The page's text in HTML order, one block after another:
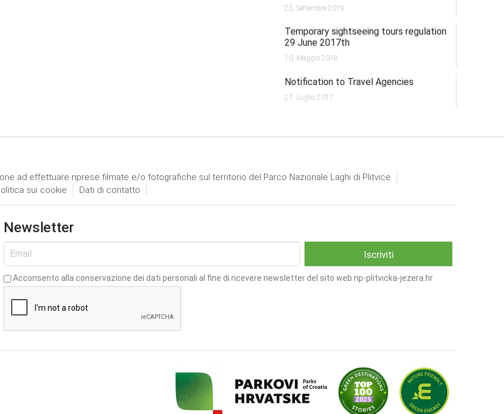
23. Settembre 2019.
Temporary sightseeing tours regulation
29 June 2017th
10. Maggio 2018.
Notification to Travel Agencies
27. Luglio 2017.
ad effettuare riprese filmate e/o fotografiche sul territorio del Parco Nazionale Laghi di Plitvice
sui cookie Dati di contatto
Newsletter
Acconsento alla conservazione dei dati personali al fine di ricevere newsletter del sito web np-plitvicka-jezera.hr